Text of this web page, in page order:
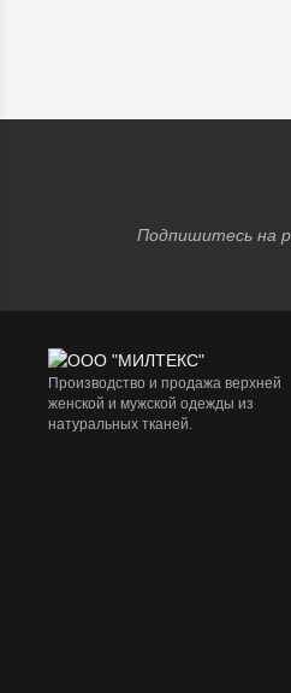
Подпишитесь на
Производство и продажа верхней
женской и мужской одежды из
натуральных тканей.